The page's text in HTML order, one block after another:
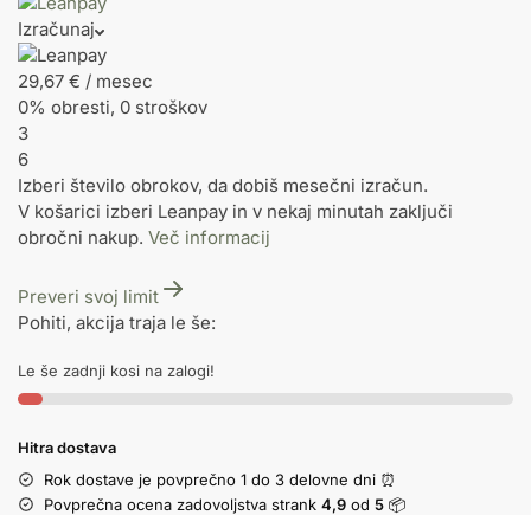
Izračunaj
29,67 € / mesec
0% obresti, 0 stroškov
3
6
Izberi število obrokov, da dobiš mesečni izračun.
V košarici izberi Leanpay in v nekaj minutah zaključi
obročni nakup. Več informacij
Preveri svoj limit
Pohiti, akcija traja le še:
Le še zadnji kosi na zalogi!
Hitra dostava
Rok dostave je povprečno 1 do 3 delovne dni ⏰
Povprečna ocena zadovoljstva strank 4,9 od 5 📦